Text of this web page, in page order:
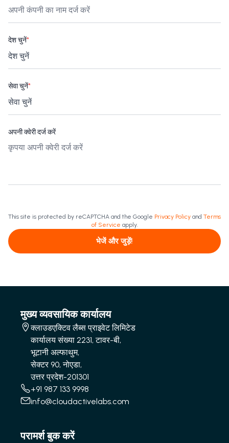
देश चुनें*
सेवा चुनें*
अपनी क्वेरी दर्ज करें
This site is protected by reCAPTCHA and the Google Privacy Policy and Terms
of Service apply.
भेजें और जुड़ें!
मुख्य व्यवसायिक कार्यालय
क्लाउडएक्टिव लैब्स प्राइवेट लिमिटेड
कार्यालय संख्या 2231, टावर-बी,
भूटानी अल्फाथुम,
सेक्टर 90, नोएडा,
उत्तर प्रदेश-201301
+91 987 133 9998
info@cloudactivelabs.com
परामर्श बुक करें